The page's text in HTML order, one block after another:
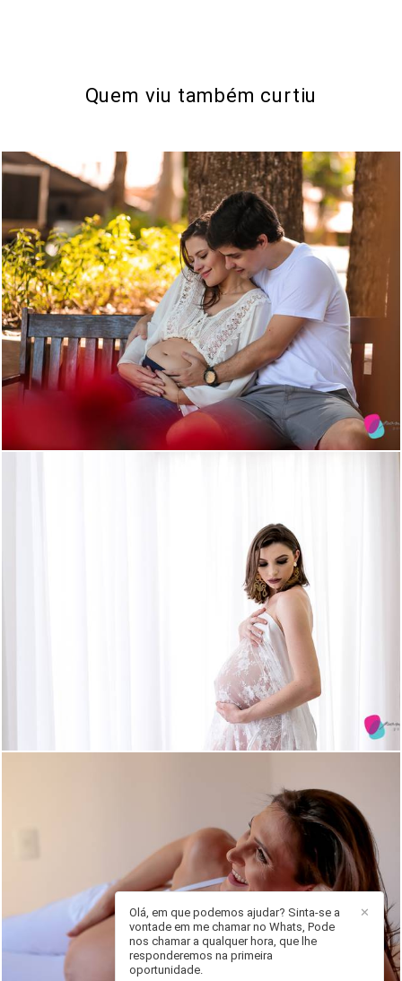
Quem viu também curtiu
1854 23
1
1697 6
✕
Olá, em que podemos ajudar? Sinta-se a
vontade em me chamar no Whats, Pode
nos chamar a qualquer hora, que lhe
responderemos na primeira
oportunidade.